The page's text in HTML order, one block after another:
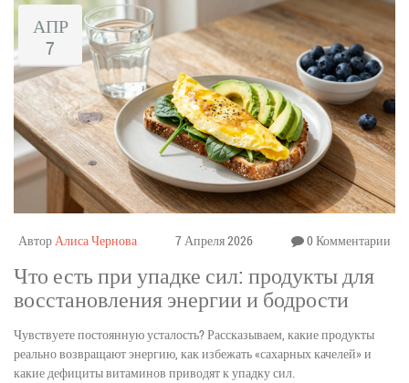
АПР
7
АвторАлиса Чернова 7 Апреля 2026 0 Комментарии
Что есть при упадке сил: продукты для
восстановления энергии и бодрости
Чувствуете постоянную усталость? Рассказываем, какие продукты
реально возвращают энергию, как избежать «сахарных качелей» и
какие дефициты витаминов приводят к упадку сил.